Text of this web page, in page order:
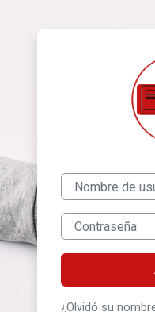
Nombre de usuario
Contraseña
¿Olvidó su